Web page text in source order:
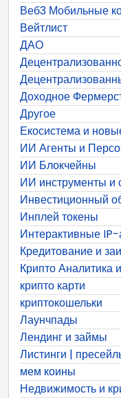
Веб3 Мобильные
Вейтлист
ДАО
Доходное
Другое
Екосистема и
ИИ Агенты и
ИИ Блокчейны
ИИ инструменты и
Инвестиционный
Инплей токены
Интерактивные IP-
Кредитование и
Крипто Аналитика
крипто карти
криптокошельки
Лаунчпады
Лендинг и займы
Листинги |
мем коины
Недвижимость и